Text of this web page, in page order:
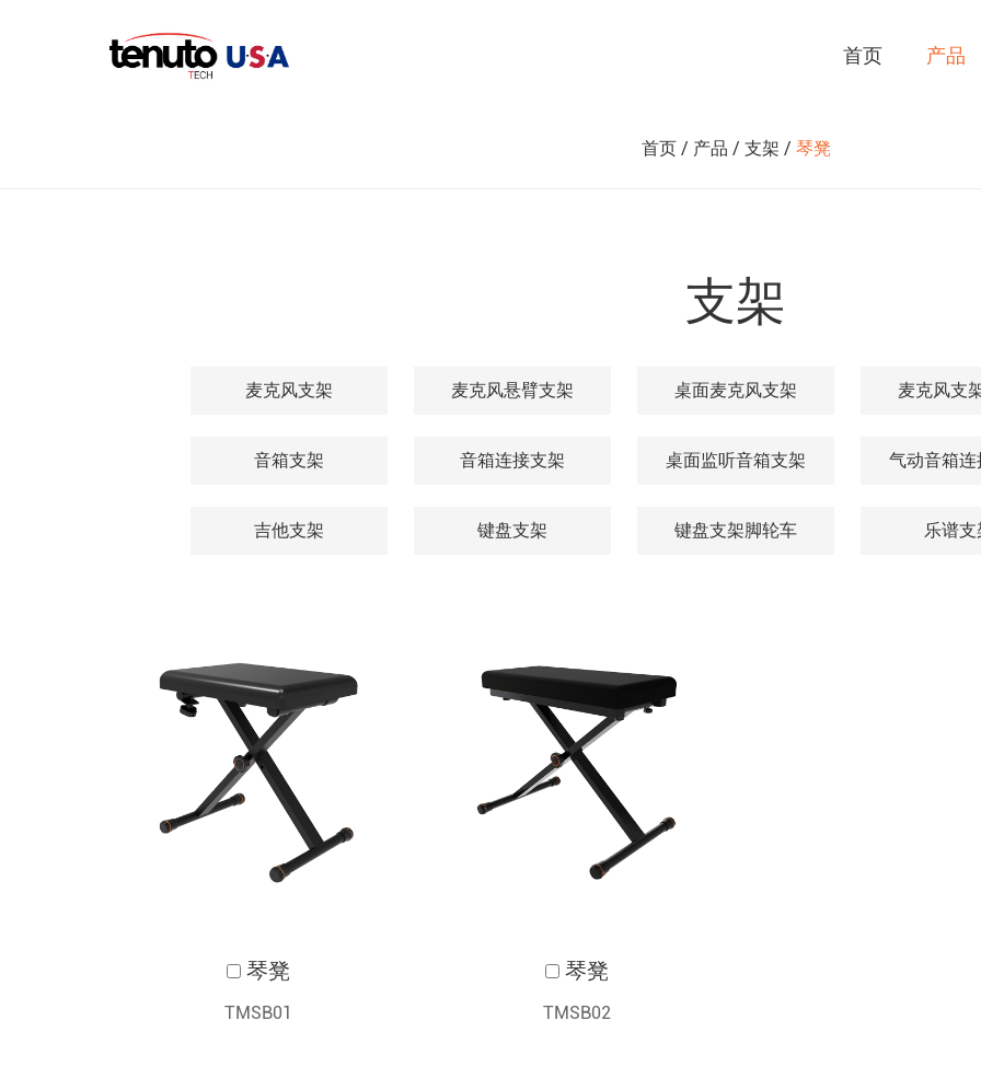
首页 产品
首页 / 产品 / 支架 / 琴凳
支架
麦克风支架 麦克风悬臂支架 桌面麦克风支架 麦克风支
音箱支架 音箱连接支架 桌面监听音箱支架 气动音箱连
吉他支架 键盘支架 键盘支架脚轮车 乐谱支
琴凳
TMSB01
琴凳
TMSB02